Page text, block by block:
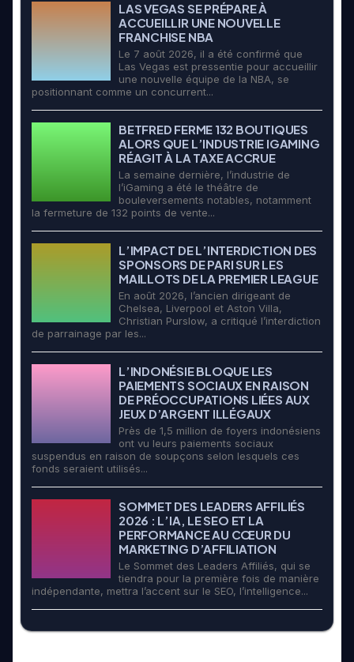
LAS VEGAS SE PRÉPARE À
ACCUEILLIR UNE NOUVELLE
FRANCHISE NBA
Le 7 août 2026, il a été confirmé que
Las Vegas est pressentie pour accueillir
une nouvelle équipe de la NBA, se
positionnant comme un concurrent...
BETFRED FERME 132 BOUTIQUES
ALORS QUE L’INDUSTRIE IGAMING
RÉAGIT À LA TAXE ACCRUE
La semaine dernière, l’industrie de
l’iGaming a été le théâtre de
bouleversements notables, notamment
la fermeture de 132 points de vente...
L’IMPACT DE L’INTERDICTION DES
SPONSORS DE PARI SUR LES
MAILLOTS DE LA PREMIER LEAGUE
En août 2026, l’ancien dirigeant de
Chelsea, Liverpool et Aston Villa,
Christian Purslow, a critiqué l’interdiction
de parrainage par les...
L’INDONÉSIE BLOQUE LES
PAIEMENTS SOCIAUX EN RAISON
DE PRÉOCCUPATIONS LIÉES AUX
JEUX D’ARGENT ILLÉGAUX
Près de 1,5 million de foyers indonésiens
ont vu leurs paiements sociaux
suspendus en raison de soupçons selon lesquels ces
fonds seraient utilisés...
SOMMET DES LEADERS AFFILIÉS
2026 : L’IA, LE SEO ET LA
PERFORMANCE AU CŒUR DU
MARKETING D’AFFILIATION
Le Sommet des Leaders Affiliés, qui se
tiendra pour la première fois de manière
indépendante, mettra l’accent sur le SEO, l’intelligence...